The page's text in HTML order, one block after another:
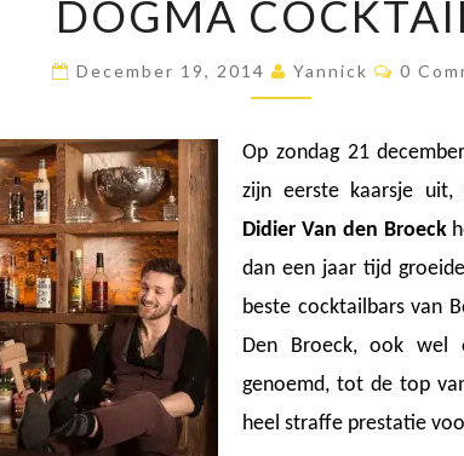
O
M
A
O
C
K
I
L
S
DOGMA
December 19, 2014 Yannick
C
O
N
S
0
Op zondag 21
zijn eerste kaarsje uit,
Didier Van den Broeck
dan een jaar tijd
beste cocktailbars van
Den Broeck, ook wel
genoemd, tot de top
heel straffe prestatie